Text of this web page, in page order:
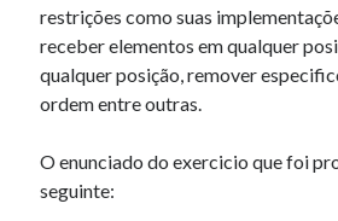
Compilando para Teensy 3.0 no Windows
Programando atmega8u2 no Arduino Uno
Usando USB ASP como não root
Erro no banco de dados do
'mb_comments' is marked as
restrições como suas
receber elementos em qualquer
qualquer posição, remover
ordem entre outras.
O enunciado do exercicio que foi
seguinte: